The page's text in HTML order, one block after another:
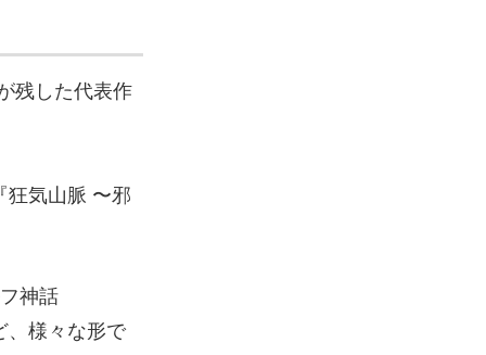
残した代表作
狂気山脈 〜邪
神話
、様々な形で